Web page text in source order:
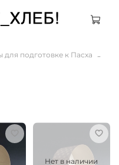
для подготовке к Пасха
Нет в наличии